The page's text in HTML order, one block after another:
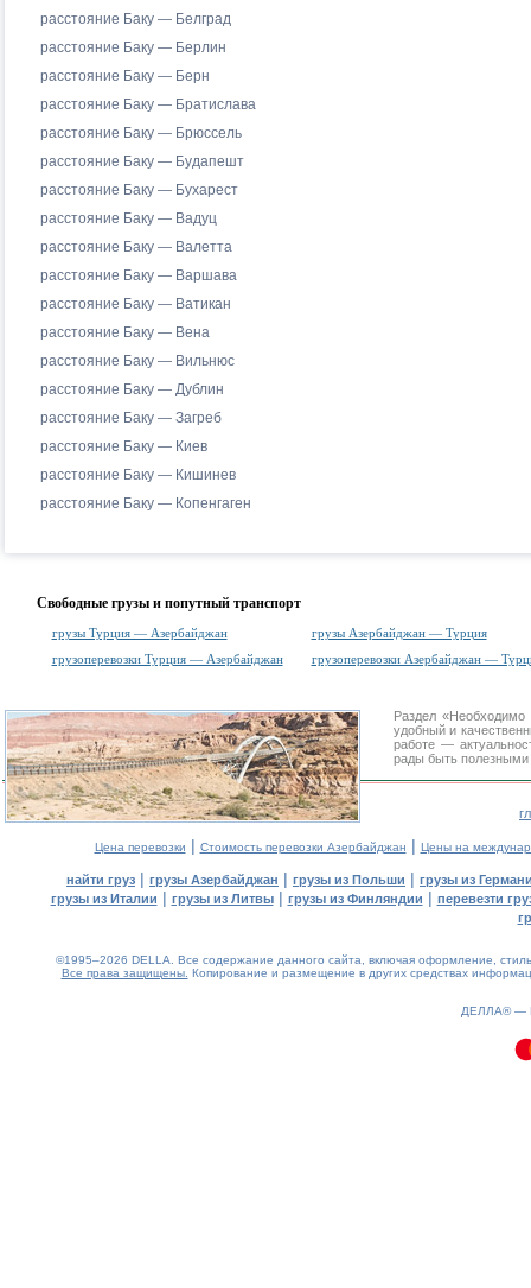
расстояние Баку — Белград
расстояние Баку — Берлин
расстояние Баку — Берн
расстояние Баку — Братислава
расстояние Баку — Брюссель
расстояние Баку — Будапешт
расстояние Баку — Бухарест
расстояние Баку — Вадуц
расстояние Баку — Валетта
расстояние Баку — Варшава
расстояние Баку — Ватикан
расстояние Баку — Вена
расстояние Баку — Вильнюс
расстояние Баку — Дублин
расстояние Баку — Загреб
расстояние Баку — Киев
расстояние Баку — Кишинев
расстояние Баку — Копенгаген
Свободные грузы и попутный транспорт
грузы Турция — Азербайджан
грузы Азербайджан — Турция
грузоперевозки Турция — Азербайджан
грузоперевозки Азербайджан —
Раздел
удобный и
работе —
рады быть полезными
Цена перевозки | Стоимость перевозки Азербайджан | Цены на
найти груз | грузы Азербайджан | грузы из Польши | грузы из
грузы из Италии | грузы из Литвы| грузы из Финляндии | перевезти
©1995–2026 DELLA. Все содержание данного сайта, включая оформление,
Все права защищены. Копирование и размещение в других средствах
ДЕЛЛА® —